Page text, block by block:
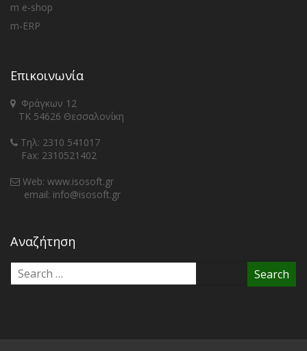
m e-shop
m-ERP
Επικοινωνία
Φράγκων 12
ΤΚ 54626 Θεσσαλονίκη
Τηλ: 2310 541017
Fax: 2310521402
Web: www.isosoft.gr
email: info@isosoft.gr
Αναζήτηση